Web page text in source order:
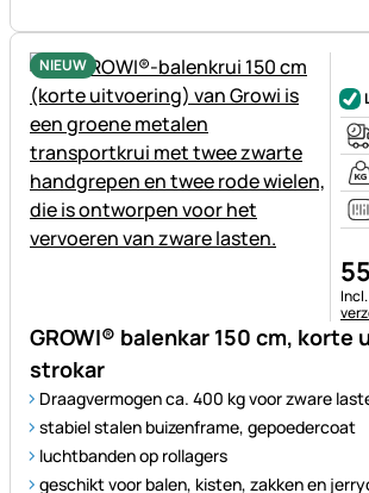
NIEUW
GROWI® balenkar 150 cm, korte
strokar
Draagvermogen ca. 400 kg voor zware
stabiel stalen buizenframe, gepoedercoat
luchtbanden op rollagers
geschikt voor balen, kisten, zakken en